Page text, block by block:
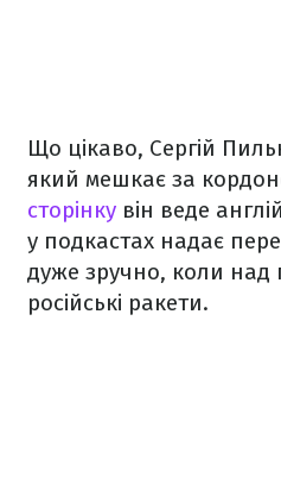
Що цікаво, Сергій
який мешкає за
сторінку він веде
у подкастах надає
дуже зручно, коли над
російські ракети.